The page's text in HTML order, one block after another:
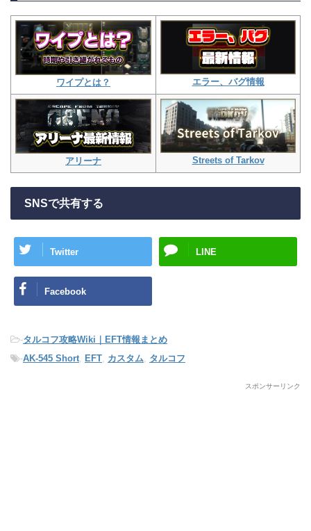
ワイプとは？ エラー、バグ情報
アリーナ Streets of Tarkov
SNSで共有する
Twitter LINE
Facebook
-タルコフ攻略Wiki｜EFT情報まとめ
-AK-545 Short, EFT, カスタム, タルコフ
スポンサーリンク